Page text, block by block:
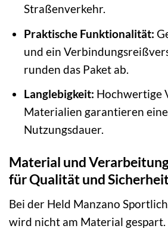
Straßenverkehr.
Praktische Funktionalität:
und ein
runden das Paket ab.
Langlebigkeit: Hochwertige
Materialien garantieren
Nutzungsdauer.
Material und
für Qualität und
Bei der Held Manzano
wird nicht am Material